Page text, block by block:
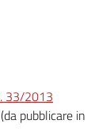
33/2013
pubblicare in